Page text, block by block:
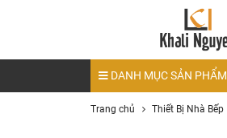
DANH MỤC SẢN PHẨM
Trang chủ Thiết Bị Nhà Bếp